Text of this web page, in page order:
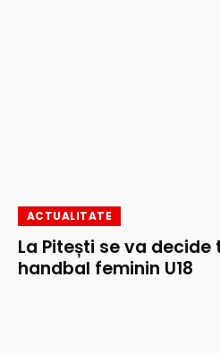
ACTUALITATE
La Pitești se va
handbal feminin U18